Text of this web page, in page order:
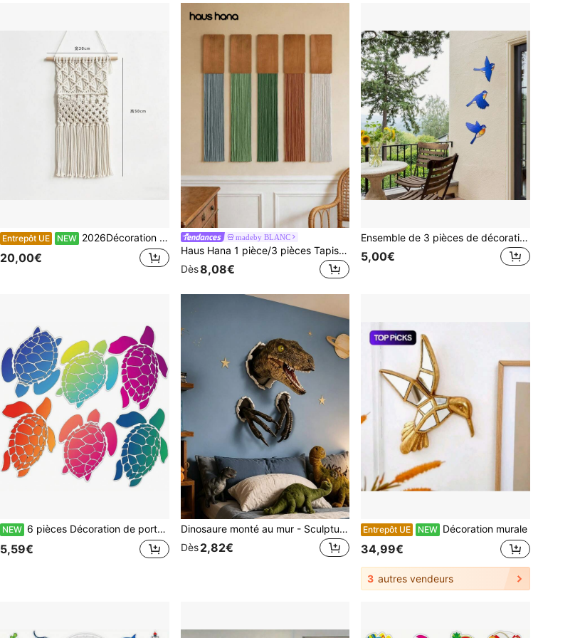
Entrepôt UE NEW 2026Décoration murale en tapisserie tissée, décoration murale en filet pour le rangement des fleurs séé, décoration murale pour salon et chambre à coucher.
20,00€
madeby BLANC
Haus Hana 1 pièce/3 pièces Tapisserie à franges en bois de couleur unie, 5 couleurs disponibles, décoration murale de style bohème pour la maison et l'hébergement, convient pour la décoration de la chambre, du salon et de l'entrée
Dès8,08€
Ensemble de 3 pièces de décoration murale en bois d'oiseau bleu, décoration murale en bois d'oiseau volant, décoration murale d'art folklorique rustique, décoration unique intérieure/extérieure, convient pour la maison, le salon, la chambre, la cuisine et le bureau des amateurs d'oiseaux
5,00€
NEW 6 pièces Décoration de porte de navire de croisière, aimants en forme d'animaux pour serviette et voiture, autocollants. Décoration de porte de navire de croisière océanique, décoration amusante pour réfrigérateur (tortue de mer)
5,59€
Dinosaure monté au mur - Sculpture de buste de dinosaure 3D monté au mur, réaliste, effet d'explosion perçant le mur, suspendu, décoration de vélociraptor, convient pour la maison, le bureau, les décorations de fête, les accessoires.
Dès 2,82€
Entrepôt UE NEW Décoration murale
34,99€
3 autres vendeurs